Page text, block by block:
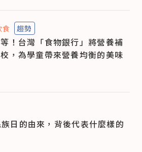
食 趨勢
！台灣「食物銀行」將營養補
，為學童帶來營養均衡的美味
日的由來，背後代表什麼樣的